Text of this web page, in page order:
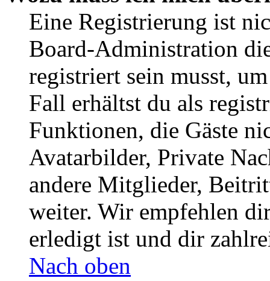
Eine Registrierung ist
Board-Administration
registriert sein musst,
Fall erhältst du als
Funktionen, die Gäste
Avatarbilder, Private
andere Mitglieder,
weiter. Wir empfehlen
erledigt ist und dir
Nach oben